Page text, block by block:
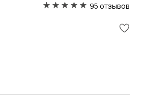
95 отзывов